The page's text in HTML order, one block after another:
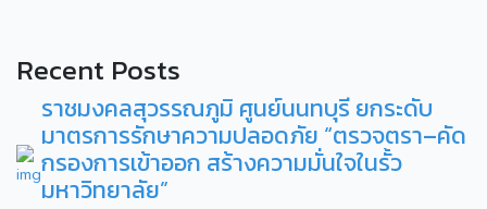
Recent Posts
ราชมงคลสุวรรณภูมิ ศูนย์นนทบุรี ยกระดับ
มาตรการรักษาความปลอดภัย “ตรวจตรา–คัด
กรองการเข้าออก สร้างความมั่นใจในรั้ว
มหาวิทยาลัย”